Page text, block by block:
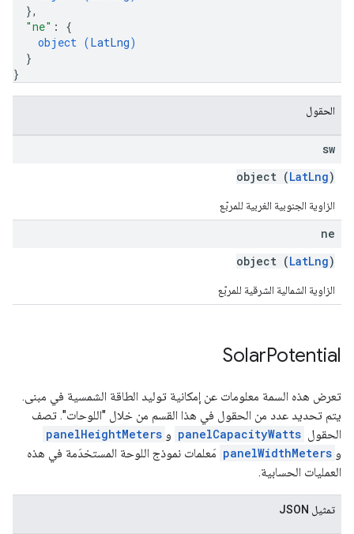
},
"ne" : {
object (LatLng)
}
}
الحقول
sw
object (LatLng)
الزاوية الجنوبية الغربية للمربّع
ne
object (LatLng)
الزاوية الشمالية الشرقية للمربّع
SolarPotential
تعرض هذه السمة معلومات عن إمكانية توليد الطاقة الشمسية في مبنى.
يتم تحديد عدد من الحقول في هذا القسم من خلال "اللوحات". تصف
الحقول panelCapacityWatts و panelHeightMeters
و panelWidthMeters مَعلمات نموذج اللوحة المستخدَمة في هذه
العمليات الحسابية.
تمثيل JSON